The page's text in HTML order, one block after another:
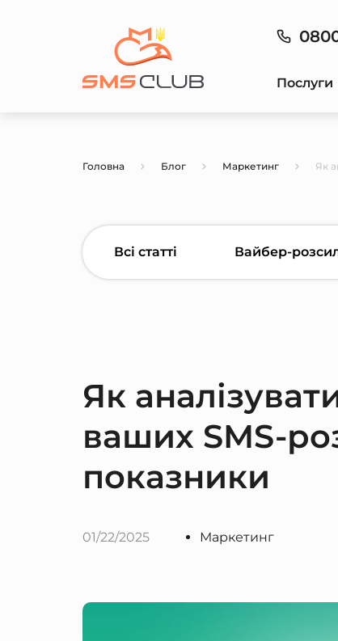
Послуги
Головна Блог Маркетинг Як
Всі статті Вайбер-
Як
ваших SMS-
показники
01/22/2025 Маркетинг